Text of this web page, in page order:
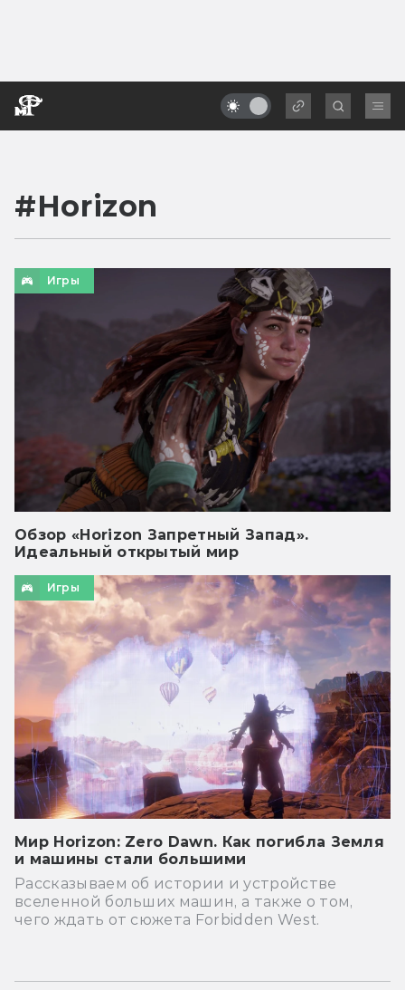
#Horizon
Игры
Обзор «Horizon Запретный Запад».
Идеальный открытый мир
Игры
Мир Horizon: Zero Dawn. Как погибла Земля
и машины стали большими
Рассказываем об истории и устройстве
вселенной больших машин, а также о том,
чего ждать от сюжета Forbidden West.